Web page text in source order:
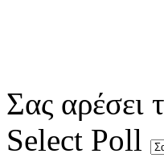
Σας αρέσει
Select Poll